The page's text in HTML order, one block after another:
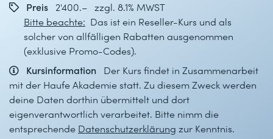
Preis
2'400.– zzgl. 8.1% MWST
Bitte beachte: Das ist ein Reseller-Kurs und als
solcher von allfälligen Rabatten ausgenommen
(exklusive Promo-Codes).
Kursinformation
Der Kurs findet in Zusammenarbeit
mit der Haufe Akademie statt. Zu diesem Zweck werden
deine Daten dorthin übermittelt und dort
eigenverantwortlich verarbeitet. Bitte nimm die
entsprechende Datenschutzerklärung zur Kenntnis.